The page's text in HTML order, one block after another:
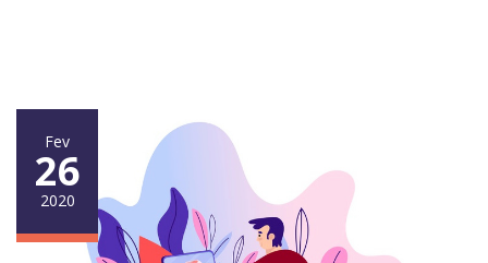
Fev
26
2020